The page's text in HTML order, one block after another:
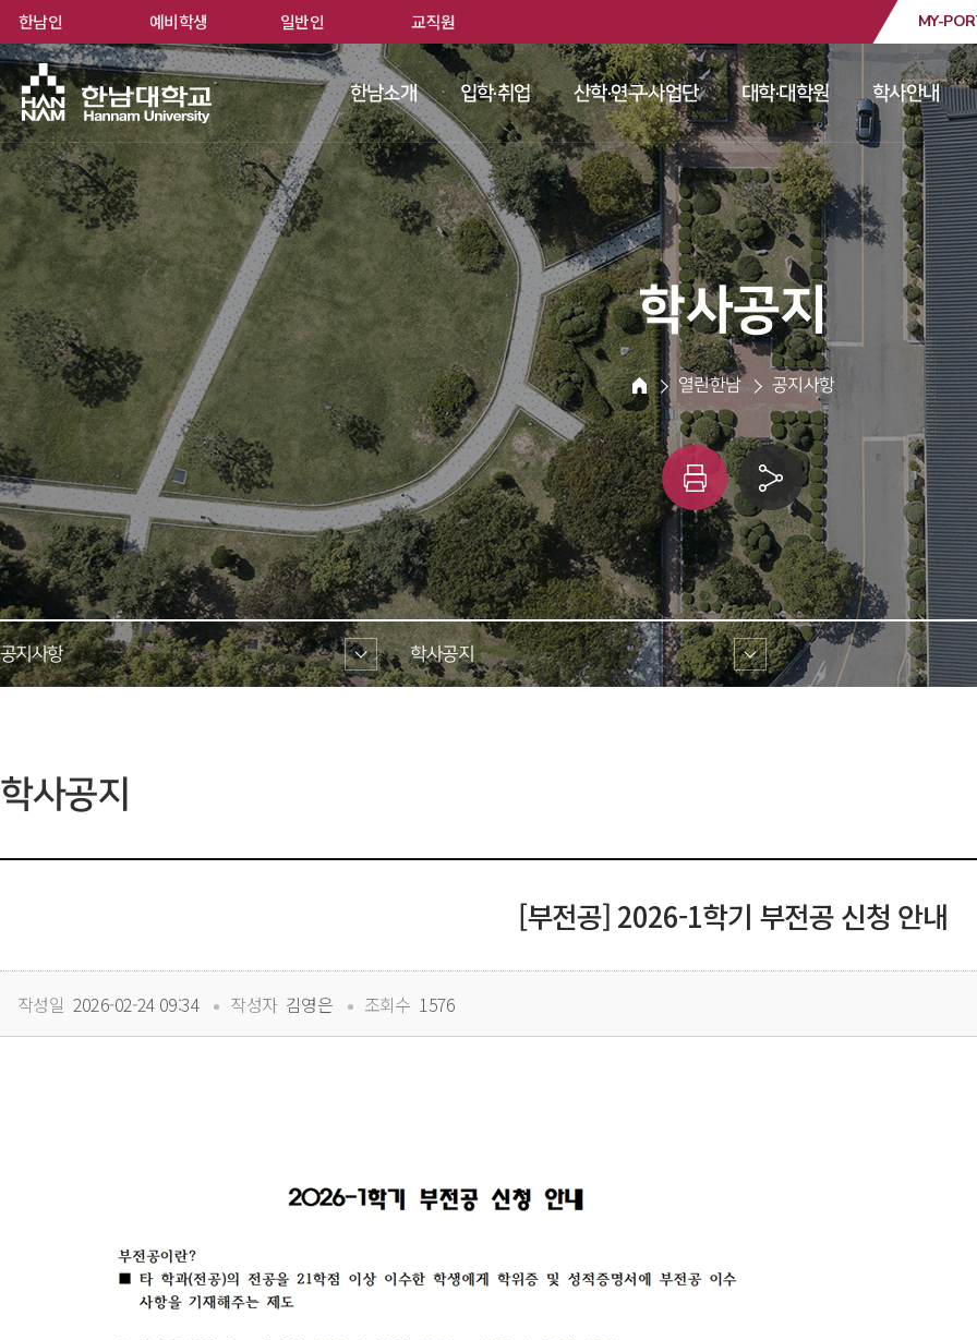
한남대학교
MY-
한남소개 입학·취업 산학·연구·사업단 대학·대학원 학사안내
학사공지
HOME
열린한남 공지사항
쇄
링
크
공유
공지사항 학사공지
학사공지
[부전공] 2026-1학기 부전공 신청 안내
작성일 2026-02-24 09:34 작성자 김영은 조회수 1576
한남인 예비학생 일반인 교직원